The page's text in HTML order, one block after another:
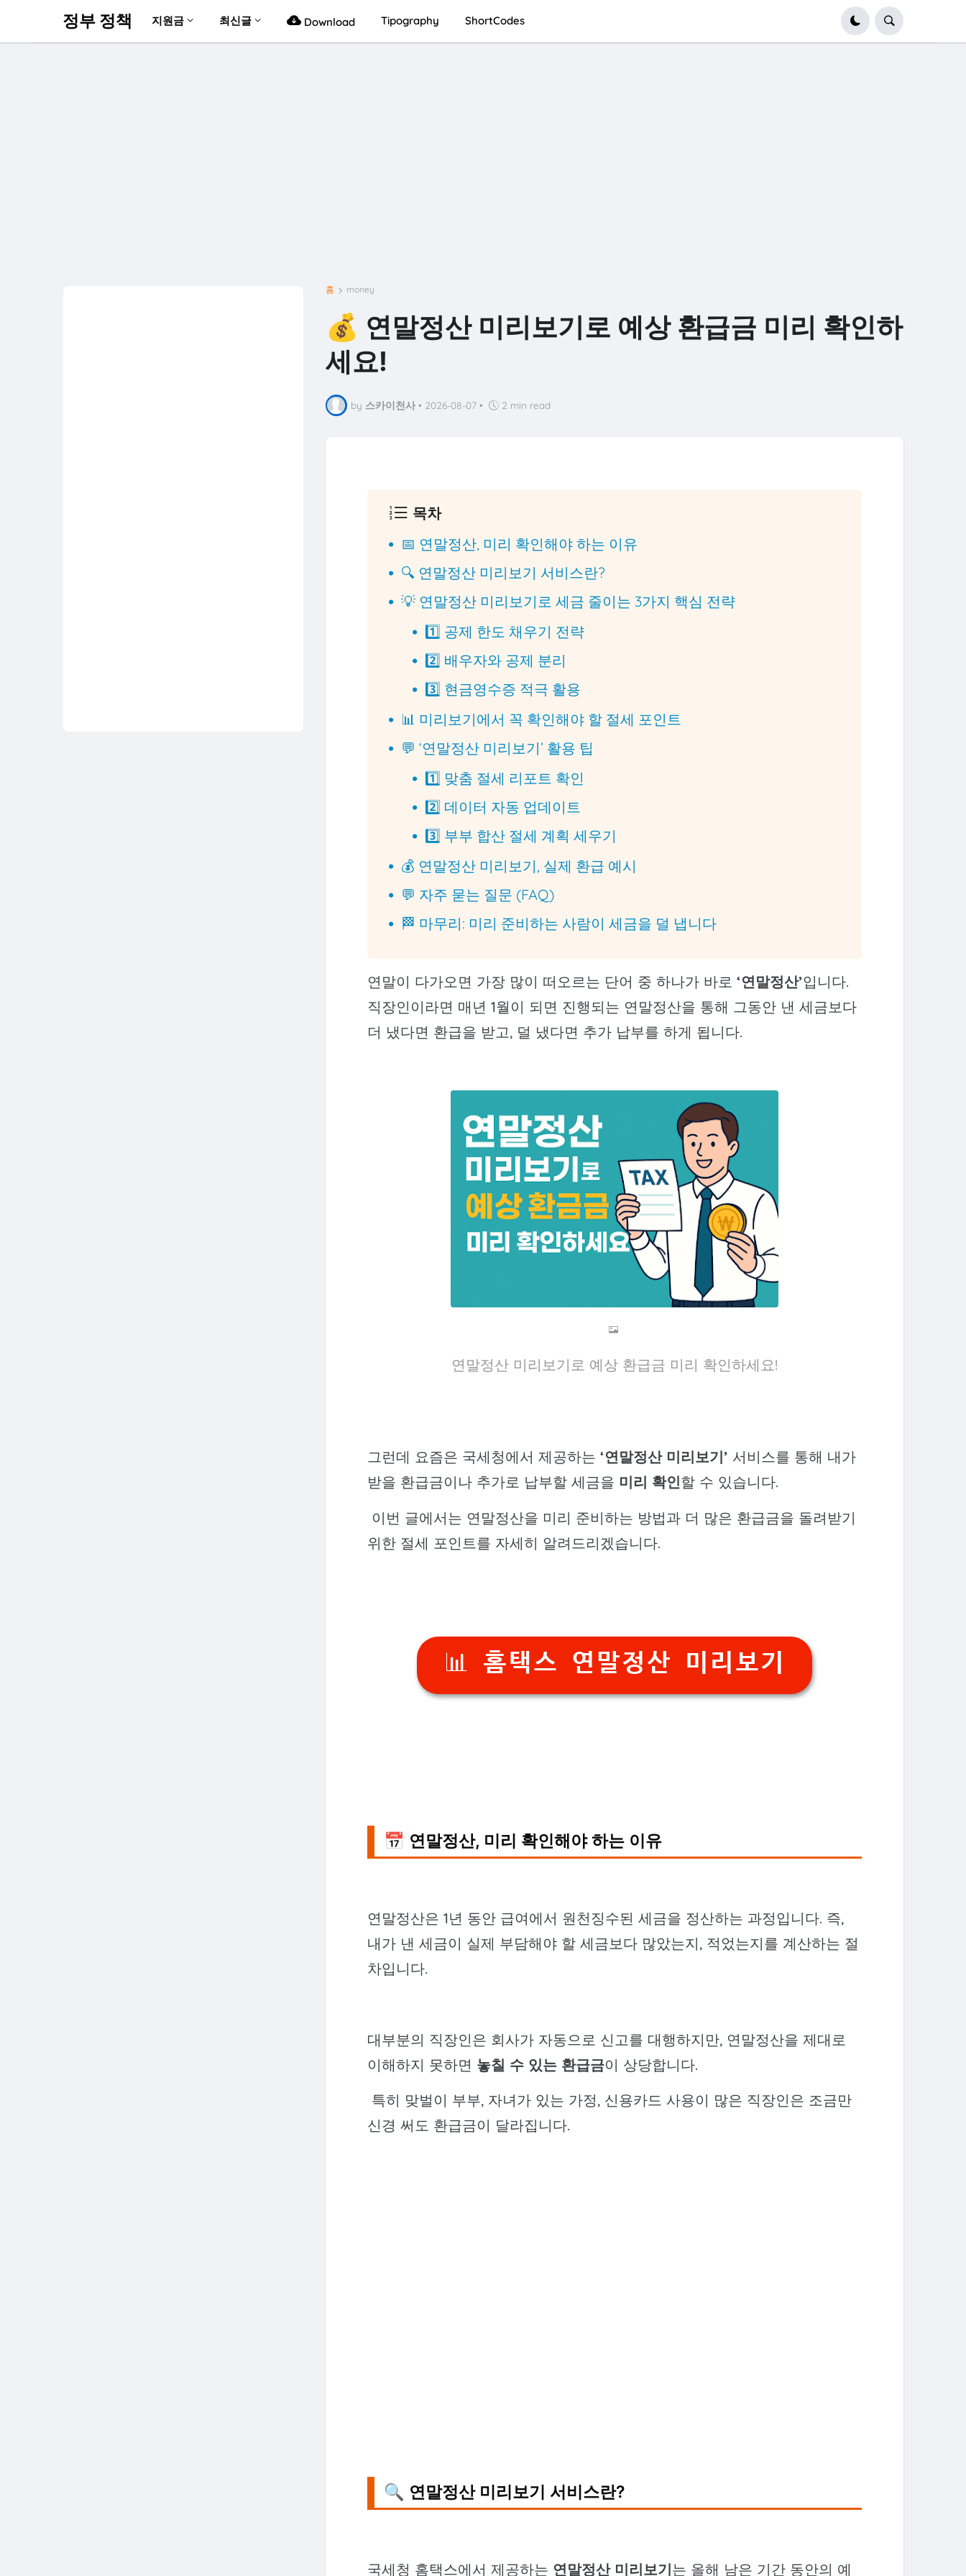
정부 정책 지원금 최신글 Download Tipography ShortCodes
홈 money
💰 연말정산 미리보기로 예상 환급금 미리 확인하
세요!
by 스카이천사 • 2026-08-07 • 2 min read
목차
📅 연말정산, 미리 확인해야 하는 이유
🔍 연말정산 미리보기 서비스란?
💡 연말정산 미리보기로 세금 줄이는 3가지 핵심 전략
1️⃣ 공제 한도 채우기 전략
2️⃣ 배우자와 공제 분리
3️⃣ 현금영수증 적극 활용
📊 미리보기에서 꼭 확인해야 할 절세 포인트
💬 ‘연말정산 미리보기’ 활용 팁
1️⃣ 맞춤 절세 리포트 확인
2️⃣ 데이터 자동 업데이트
3️⃣ 부부 합산 절세 계획 세우기
💰 연말정산 미리보기, 실제 환급 예시
💬 자주 묻는 질문 (FAQ)
🏁 마무리: 미리 준비하는 사람이 세금을 덜 냅니다
연말이 다가오면 가장 많이 떠오르는 단어 중 하나가 바로 ‘연말정산’입니다.
직장인이라면 매년 1월이 되면 진행되는 연말정산을 통해 그동안 낸 세금보다
더 냈다면 환급을 받고, 덜 냈다면 추가 납부를 하게 됩니다.
연말정산 미리보기로 예상 환급금 미리 확인하세요!
그런데 요즘은 국세청에서 제공하는 ‘연말정산 미리보기’ 서비스를 통해 내가
받을 환급금이나 추가로 납부할 세금을 미리 확인할 수 있습니다.
이번 글에서는 연말정산을 미리 준비하는 방법과 더 많은 환급금을 돌려받기
위한 절세 포인트를 자세히 알려드리겠습니다.
📊 홈택스 연말정산 미리보기
📅 연말정산, 미리 확인해야 하는 이유
연말정산은 1년 동안 급여에서 원천징수된 세금을 정산하는 과정입니다. 즉,
내가 낸 세금이 실제 부담해야 할 세금보다 많았는지, 적었는지를 계산하는 절
차입니다.
대부분의 직장인은 회사가 자동으로 신고를 대행하지만, 연말정산을 제대로
이해하지 못하면 놓칠 수 있는 환급금이 상당합니다.
특히 맞벌이 부부, 자녀가 있는 가정, 신용카드 사용이 많은 직장인은 조금만
신경 써도 환급금이 달라집니다.
🔍 연말정산 미리보기 서비스란?
국세청 홈택스에서 제공하는 연말정산 미리보기는 올해 남은 기간 동안의 예